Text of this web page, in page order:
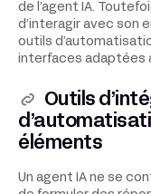
de l’agent IA.
d’interagir avec son
outils
interfaces adaptées
Outils
éléments
Un agent IA ne se